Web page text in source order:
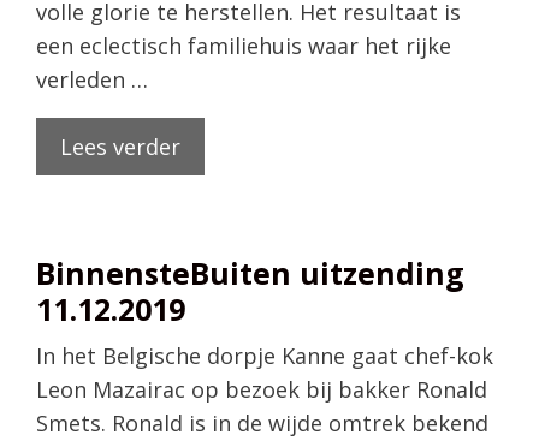
volle glorie te herstellen. Het resultaat is
een eclectisch familiehuis waar het rijke
verleden …
Lees verder
BinnensteBuiten uitzending
11.12.2019
In het Belgische dorpje Kanne gaat chef-kok
Leon Mazairac op bezoek bij bakker Ronald
Smets. Ronald is in de wijde omtrek bekend